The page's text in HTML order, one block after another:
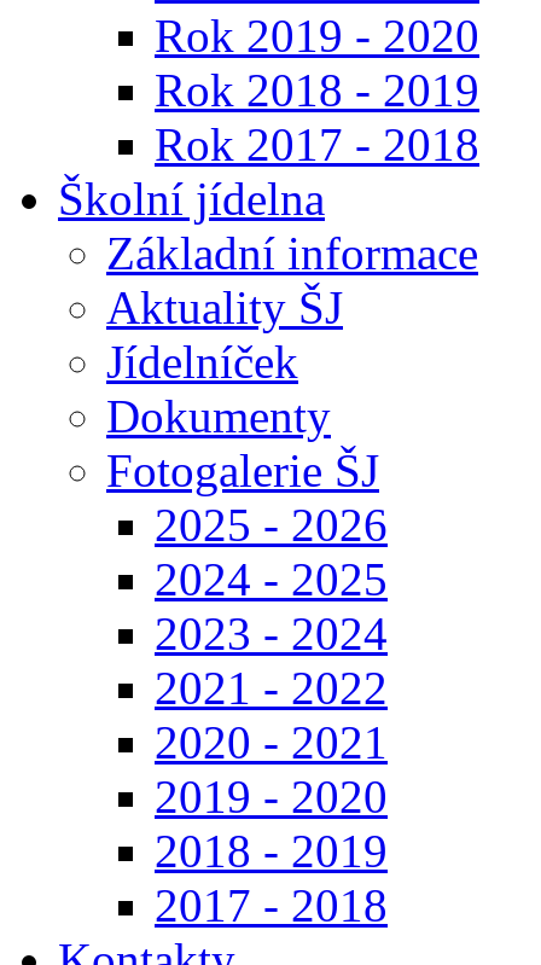
Rok 2019 - 2020
Rok 2018 - 2019
Rok 2017 - 2018
Školní jídelna
Základní informace
Aktuality ŠJ
Jídelníček
Dokumenty
Fotogalerie ŠJ
2025 - 2026
2024 - 2025
2023 - 2024
2021 - 2022
2020 - 2021
2019 - 2020
2018 - 2019
2017 - 2018